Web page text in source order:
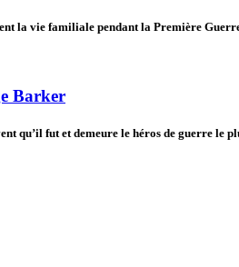
la vie familiale pendant la Première
Barker
qu’il fut et demeure le héros de guerre le